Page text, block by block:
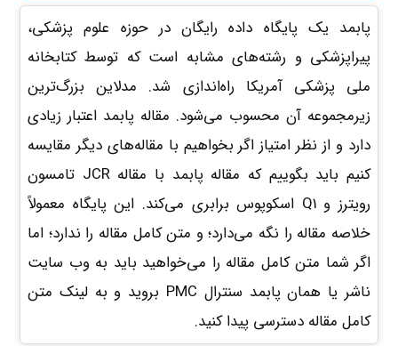
پابمد یک پایگاه داده رایگان در حوزه علوم پزشکی،
پیراپزشکی و رشته‌های مشابه است که توسط کتابخانه
ملی پزشکی آمریکا راه‌اندازی شد. مدلاین بزرگ‌ترین
زیرمجموعه آن محسوب می‌شود. مقاله پابمد اعتبار زیادی
دارد و از نظر امتیاز اگر بخواهیم با مقاله‌های دیگر مقایسه
کنیم باید بگوییم که مقاله پابمد با مقاله JCR تامسون
رویترز و Q1 اسکوپوس برابری می‌کند. این پایگاه معمولاً
خلاصه مقاله را نگه می‌دارد؛ و متن کامل مقاله را ندارد؛ اما
اگر شما متن کامل مقاله را می‌خواهید باید به وب سایت
ناشر یا همان پابمد سنترال PMC بروید و به لینک متن
کامل مقاله دسترسی پیدا کنید.